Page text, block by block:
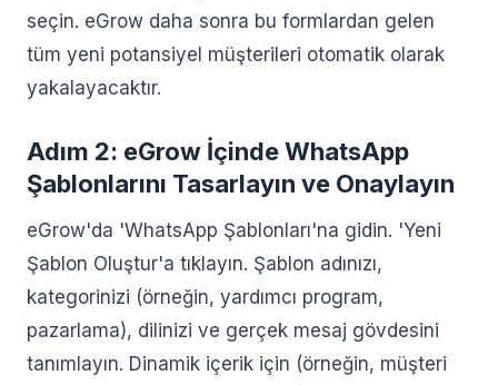
seçin. eGrow daha sonra bu formlardan gelen
tüm yeni potansiyel müşterileri otomatik olarak
yakalayacaktır.
Adım 2: eGrow İçinde WhatsApp
Şablonlarını Tasarlayın ve Onaylayın
eGrow'da 'WhatsApp Şablonları'na gidin. 'Yeni
Şablon Oluştur'a tıklayın. Şablon adınızı,
kategorinizi (örneğin, yardımcı program,
pazarlama), dilinizi ve gerçek mesaj gövdesini
tanımlayın. Dinamik içerik için (örneğin, müşteri